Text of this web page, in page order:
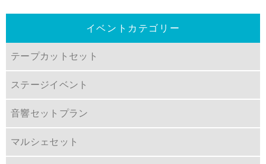
イベントカテゴリー
テープカットセット
ステージイベント
音響セットプラン
マルシェセット